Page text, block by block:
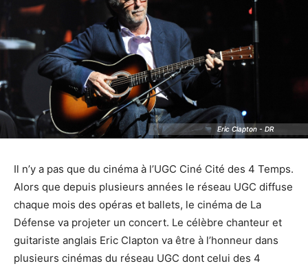
Eric Clapton - DR
Eric Clapton - DR
Il n’y a pas que du cinéma à l’UGC Ciné Cité des 4 Temps.
Alors que depuis plusieurs années le réseau UGC diffuse
chaque mois des opéras et ballets, le cinéma de La
Défense va projeter un concert. Le célèbre chanteur et
guitariste anglais Eric Clapton va être à l’honneur dans
plusieurs cinémas du réseau UGC dont celui des 4